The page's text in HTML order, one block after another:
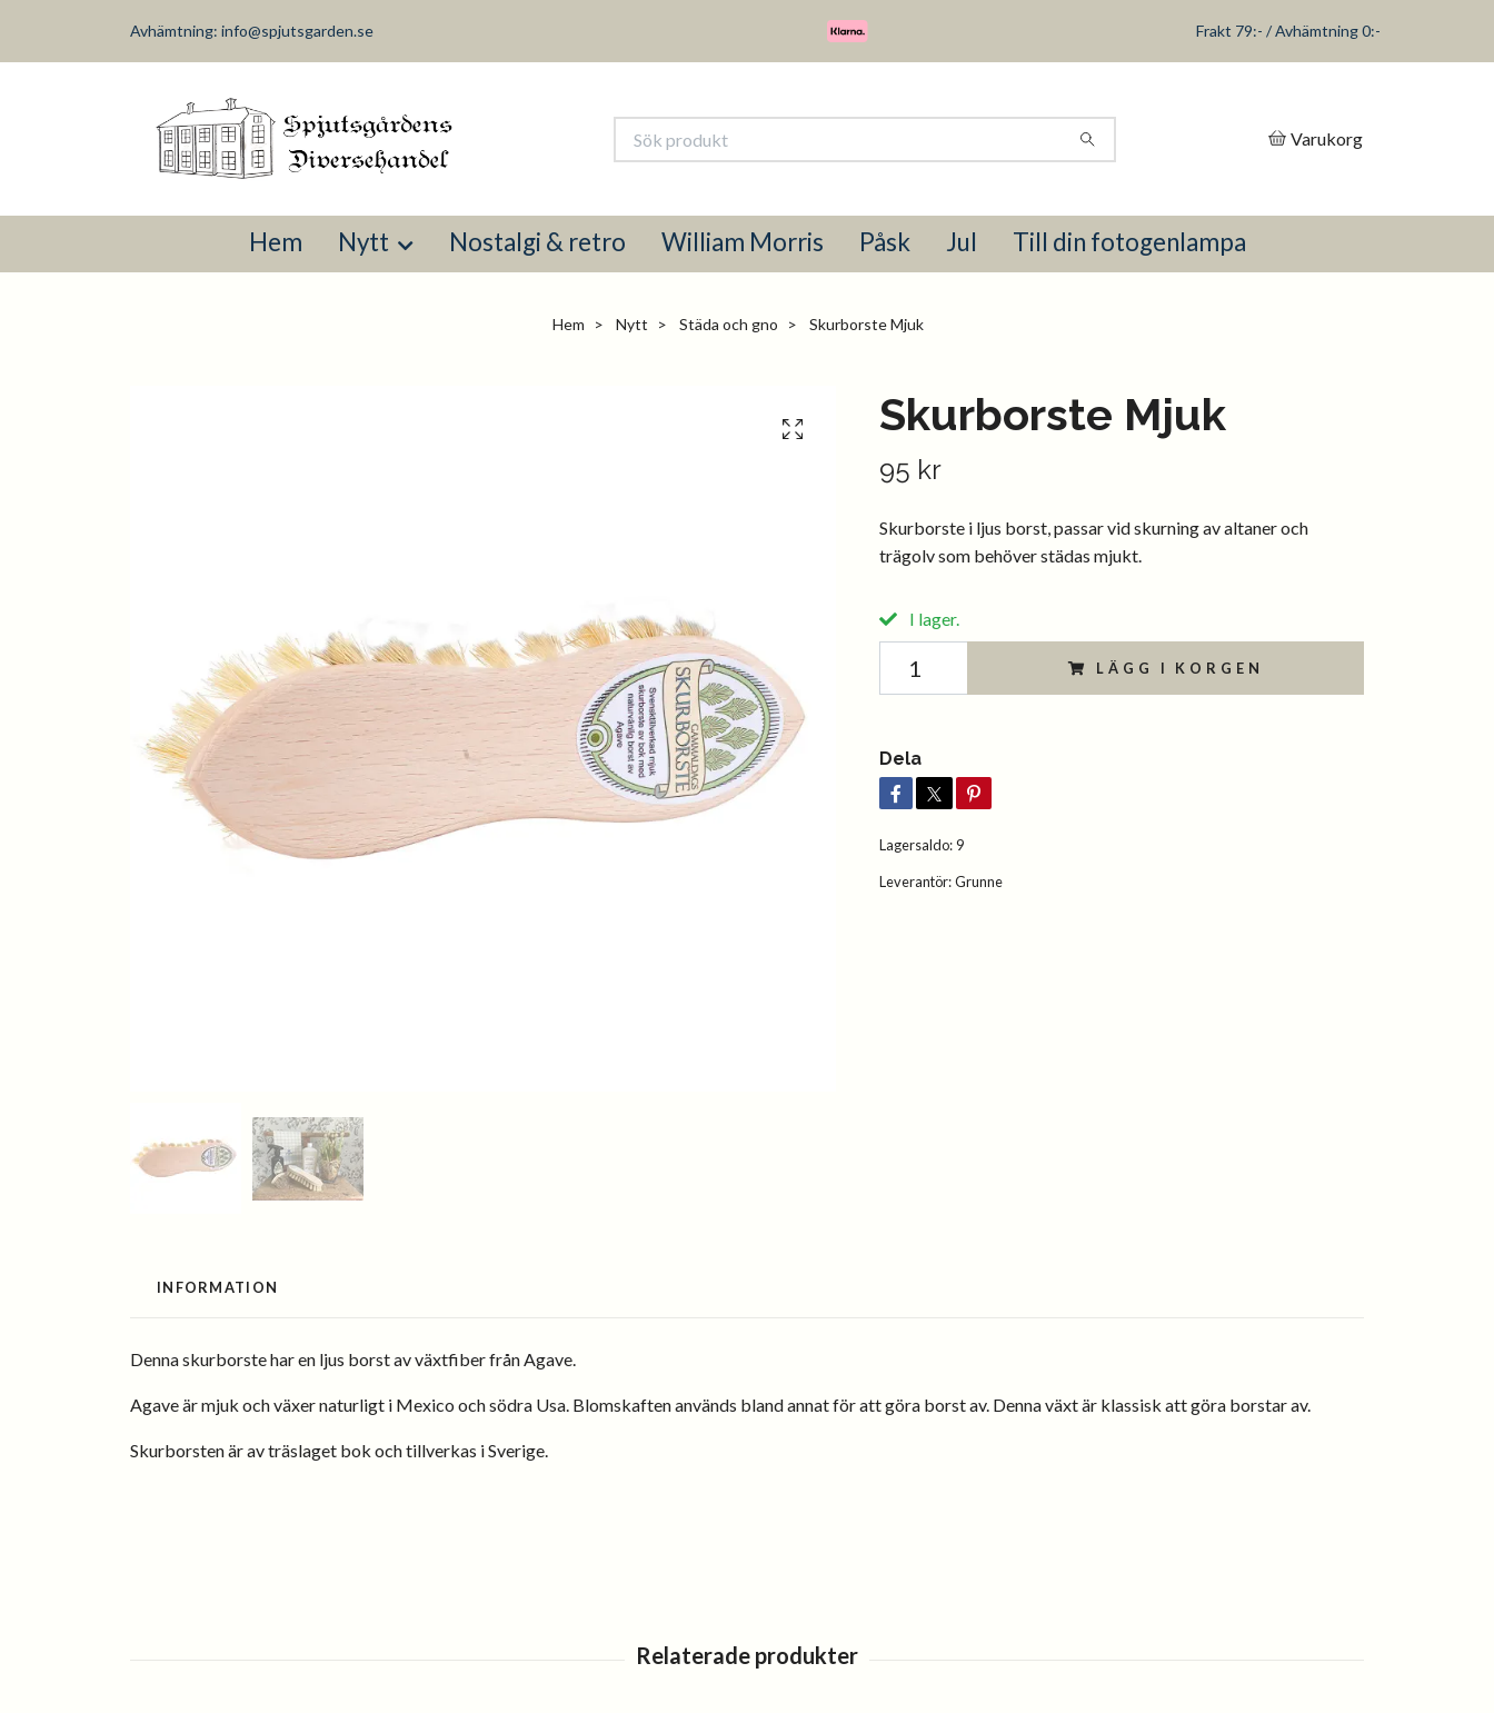
Avhämtning: info@spjutsgarden.se Frakt 79:- / Avhämtning 0:-
Varukorg
Hem Nytt Nostalgi & retro William Morris Påsk Jul Till din fotogenlampa
Hem Nytt Städa och gno Skurborste Mjuk
Skurborste Mjuk
95 kr
Skurborste i ljus borst, passar vid skurning av altaner och
trägolv som behöver städas mjukt.
I lager.
LÄGG I KORGEN
Dela
Lagersaldo:9
Leverantör:Grunne
INFORMATION
Denna skurborste har en ljus borst av växtfiber från Agave.
Agave är mjuk och växer naturligt i Mexico och södra Usa. Blomskaften används bland annat för att göra borst av. Denna växt är klassisk att göra borstar av.
Skurborsten är av träslaget bok och tillverkas i Sverige.